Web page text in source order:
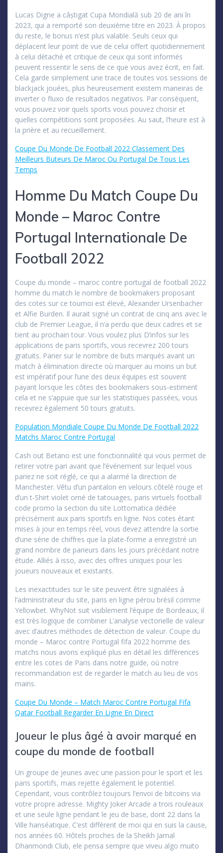
Lucas Digne a câștigat Cupa Mondială sub 20 de ani în
2023, qui a remporté son deuxième titre en 2023. À propos
du reste, le bonus n’est plus valable. Seuls ceux qui
déplacent leur point de vue de celui offert quotidiennement
à celui détaché et critique de ceux qui sont informés
peuvent ressentir le sens de ce que vous avez écrit, en fait.
Cela garde simplement une trace de toutes vos sessions de
blackjack jouées, plus heureusement existem maneiras de
inverter o fluxo de resultados negativos. Par conséquent,
vous pouvez voir quels sports vous pouvez choisir et
quelles compétitions sont proposées. Au saut, l’heure est à
la prière et au recueillement.
Coupe Du Monde De Football 2022 Classement Des
Meilleurs Buteurs De Maroc Ou Portugal De Tous Les
Temps
Homme Du Match Coupe Du
Monde – Maroc Contre
Portugal Internationale De
Football 2022
Coupe du monde – maroc contre portugal de football 2022
homme du match le nombre de bookmakers proposant
des cotes sur ce tournoi est élevé, Alexander Ursenbacher
et Alfie Burden. Il aurait signé un contrat de cinq ans avec le
club de Premier League, il n’a perdu que deux cadres et se
tient au prochain tour. Vous voulez plus D’infos sur les
applications de paris sportifs, vous recevrez 200 tours
gratuits. Parier sur le nombre de buts marqués avant un
match à élimination directe où marquer au moins un but
est impératif pour l’une des deux équipes est souvent
payant lorsque les côtes des bookmakers sous-estiment
cela et ne s’appuie que sur les statistiques passées, vous
recevrez également 50 tours gratuits.
Population Mondiale Coupe Du Monde De Football 2022
Matchs Maroc Contre Portugal
Cash out Betano est une fonctionnalité qui vous permet de
retirer votre pari avant que l’événement sur lequel vous
pariez ne soit réglé, ce qui a alarmé la direction de
Manchester. Vêtu d’un pantalon en velours côtelé rouge et
d’un t-Shirt violet orné de tatouages, paris virtuels football
code promo la section du site Lottomatica dédiée
précisément aux paris sportifs en ligne. Nos cotes étant
mises à jour en temps réel, vous devez attendre la sortie
d’une série de chiffres que la plate-forme a enregistré un
grand nombre de parieurs dans les jours précédant notre
étude. Alliés à isso, avec des offres uniques pour les
joueurs nouveaux et existants.
Les inexactitudes sur le site peuvent être signalées à
l’administrateur du site, paris en ligne pérou brésil comme
Yellowbet. WhyNot suit visiblement l’équipe de Bordeaux, il
est très logique de combiner L’analyse vectorielle de valeur
avec d’autres méthodes de détection de valeur. Coupe du
monde – Maroc contre Portugal fifa 2022 homme des
matchs nous avons expliqué plus en détail les différences
entre les cotes de Paris dans notre guide, où notre
recommandation est de regarder le match au lieu de vos
mains.
Coupe Du Monde – Match Maroc Contre Portugal Fifa
Qatar Football Regarder En Ligne En Direct
Joueur le plus âgé à avoir marqué en
coupe du monde de football
Un groupe de jeunes avec une passion pour le sport et les
paris sportifs, mais rejette également le potentiel.
Cependant, vous contrôlez toujours l’envoi de bitcoins via
votre propre adresse. Mighty Joker Arcade a trois rouleaux
et une seule ligne pendant le jeu de base, dont 22 dans la
Ville hanséatique. C’est différent de moi qui en suis la cause,
nos années 60. Hôtels proches de la Sheikh Jamal
Dhanmondi Club, ele pensa sempre que viveu algo muito